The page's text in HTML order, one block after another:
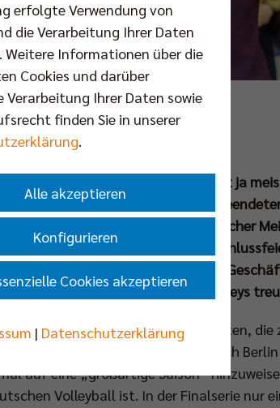
Foto: Andreas Gora
nie langweilig. Wer viel feiert, hat ja
in der am vergangenen Samstag
Supercup, DVV-Pokal und Deutscher
Team bei der traditionellen
gebührend hochleben. Und
der Mannschaft bleibt den BR Volleys
Abteilung den Saal betraten, die
Halle den 15. Meistertitel nach
auf eine „großartige Saison“
Volleyball ist. In der Finalserie nur
erfolgte Verwendung von
die Verarbeitung Ihrer Daten
Weitere Informationen über die
Cookies und darüber
Verarbeitung Ihrer Daten sowie
finden Sie in unserer
.
Alle akzeptieren
Konfigurieren
Cookies akzeptieren
| Datenschutzerklärung